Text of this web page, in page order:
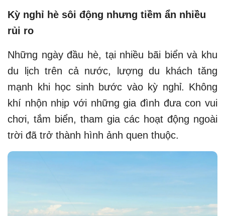
Kỳ nghỉ hè sôi động nhưng tiềm ẩn nhiều
rủi ro
Những ngày đầu hè, tại nhiều bãi biển và khu
du lịch trên cả nước, lượng du khách tăng
mạnh khi học sinh bước vào kỳ nghỉ. Không
khí nhộn nhịp với những gia đình đưa con vui
chơi, tắm biển, tham gia các hoạt động ngoài
trời đã trở thành hình ảnh quen thuộc.